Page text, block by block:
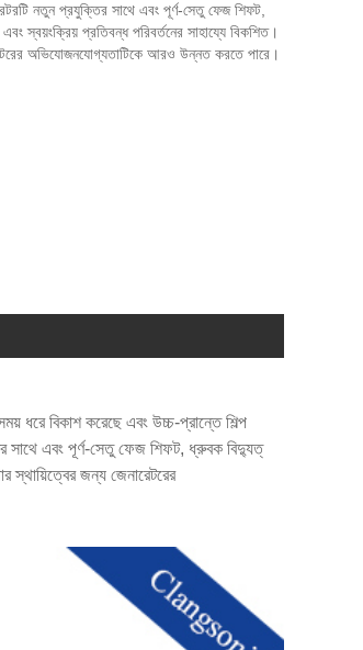
নতুন প্রযুক্তির সাথে এবং পূর্ণ-সেতু ফেজ শিফট,
স্বয়ংক্রিয় প্রতিবন্ধ পরিবর্তনের সাহায্যে বিকশিত।
অভিযোজনযোগ্যতাটিকে আরও উন্নত করতে পারে।
ধরে বিকাশ করেছে এবং উচ্চ-প্রান্তে শিল্প
সাথে এবং পূর্ণ-সেতু ফেজ শিফট, ধ্রুবক বিদ্যুত্
স্থায়িত্বের জন্য জেনারেটরের